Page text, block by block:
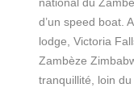
national du
d’un speed boat.
lodge, Victoria
Zambèze
tranquillité, loin